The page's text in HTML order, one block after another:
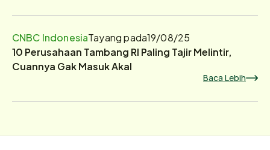
CNBC IndonesiaTayang pada19/08/25
10 Perusahaan Tambang RI Paling Tajir Melintir,
Cuannya Gak Masuk Akal
Baca Lebih